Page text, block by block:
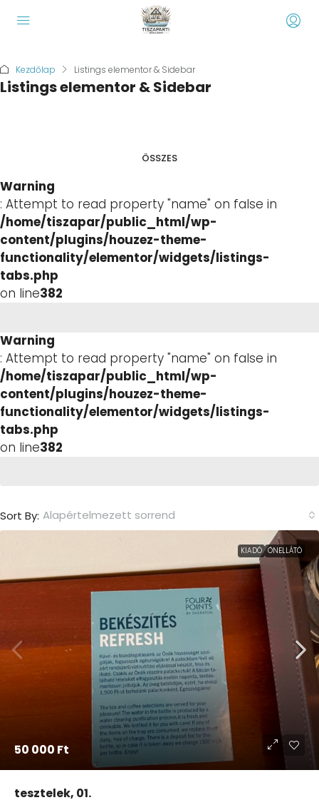
Kezdőlap Listings elementor & Sidebar
Listings elementor & Sidebar
ÖSSZES
Warning
: Attempt to read property "name" on false in
/home/tiszapar/public_html/wp-
content/plugins/houzez-theme-
functionality/elementor/widgets/listings-
tabs.php
on line382
Warning
: Attempt to read property "name" on false in
/home/tiszapar/public_html/wp-
content/plugins/houzez-theme-
functionality/elementor/widgets/listings-
tabs.php
on line382
Sort By: Alapértelmezett sorrend
KIADÓ ÖNELLÁTÓ
50 000 Ft
tesztelek, 01.